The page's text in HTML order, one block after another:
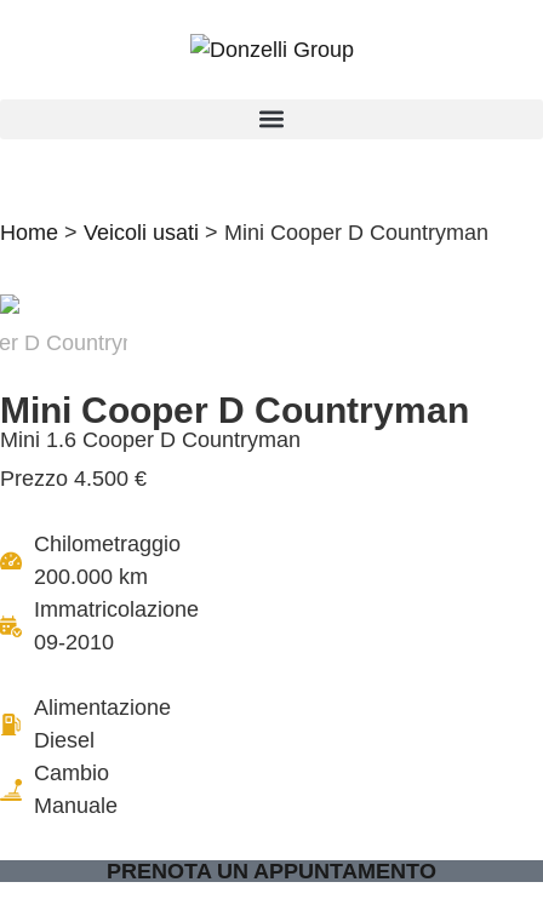
Home > Veicoli usati > Mini Cooper D Countryman
Mini Cooper D Countryman
Mini 1.6 Cooper D Countryman
Prezzo 4.500 €
Chilometraggio
200.000 km
Immatricolazione
09-2010
Alimentazione
Diesel
Cambio
Manuale
PRENOTA UN APPUNTAMENTO